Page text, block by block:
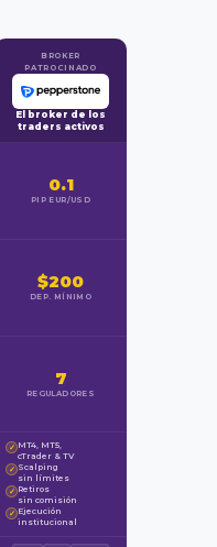
BROKER
PATROCINADO
El broker de los
traders activos
0.1
PIP EUR/USD
$200
DEP. MÍNIMO
7
REGULADORES
✓ MT4, MT5,
cTrader & TV
✓ Scalping
sin límites
✓ Retiros
sin comisión
✓ Ejecución
institucional